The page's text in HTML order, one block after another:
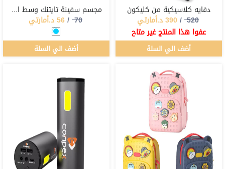
دفايه كلاسيكية من كليكون
520
/
390د.أمارتي
عفوا هذا المنتج غير متاح
أضف الي السلة
مجسم سفينة تايتنك وسط المحيط
70
/
56د.أمارتي
أضف الي السلة